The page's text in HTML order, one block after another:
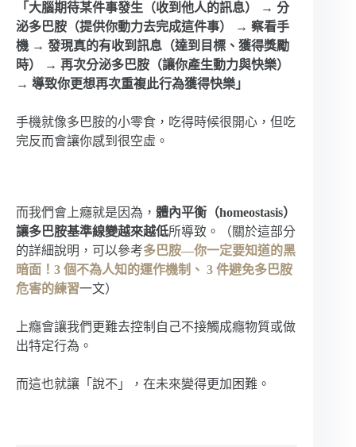
「大腦期待某件事發生（收到他人的訊息） → 分
泌多巴胺（提供你動力去完成這件事） → 察看手
機 → 發現真的有收到訊息（達到目標、獲得獎勵
時） → 再次分泌多巴胺（讓你產生動力與快樂）
→ 導致你更想再次重複此行為獲得快樂」
手機就像多巴胺的小零食，吃得時候很開心，但吃
完反而會讓你感到很空虛。
而我們會上癮就是因為， 體內平衡（homeostasis）
讓多巴胺基準線變越來越低所導致。（關於這部分
的詳細說明，可以參考多巴胺—你一定要知道的黑
暗面！3 個不為人知的運作機制、 3 件避免多巴胺
危害的練習一文）
上癮會讓我們更難去控制自己不接觸成癮物質或做
出特定行為。
而這也就讓「說不」，在未來變得更加困難。